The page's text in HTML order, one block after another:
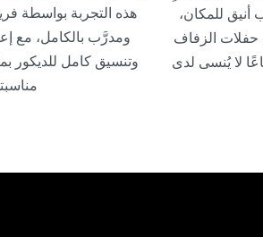
للمكان،
الزفاف
لا يُنسى لدى
هذه التجربة بواسطة
ومدرَّب بالكامل، مع
وتنسيق كامل للديكور